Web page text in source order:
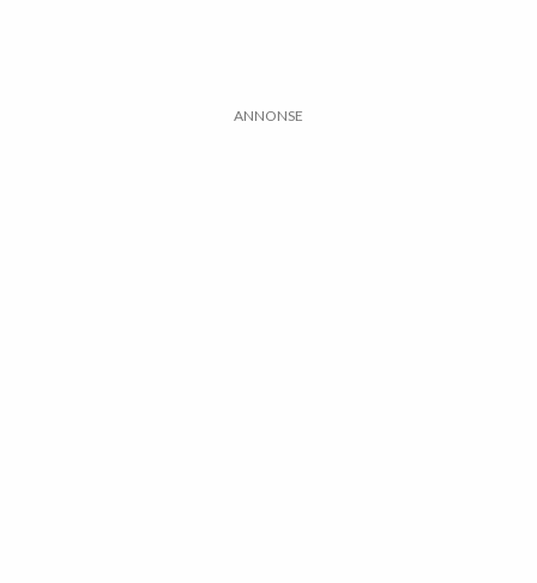
ANNONSE